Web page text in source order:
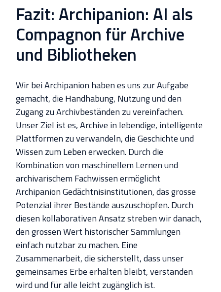
Fazit: Archipanion: AI als
Compagnon für Archive
und Bibliotheken
Wir bei Archipanion haben es uns zur Aufgabe
gemacht, die Handhabung, Nutzung und den
Zugang zu Archivbeständen zu vereinfachen.
Unser Ziel ist es, Archive in lebendige, intelligente
Plattformen zu verwandeln, die Geschichte und
Wissen zum Leben erwecken. Durch die
Kombination von maschinellem Lernen und
archivarischem Fachwissen ermöglicht
Archipanion Gedächtnisinstitutionen, das grosse
Potenzial ihrer Bestände auszuschöpfen. Durch
diesen kollaborativen Ansatz streben wir danach,
den grossen Wert historischer Sammlungen
einfach nutzbar zu machen. Eine
Zusammenarbeit, die sicherstellt, dass unser
gemeinsames Erbe erhalten bleibt, verstanden
wird und für alle leicht zugänglich ist.